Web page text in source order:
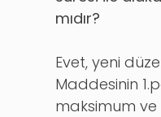
mıdır?
Evet, yeni
Maddesinin
maksimum